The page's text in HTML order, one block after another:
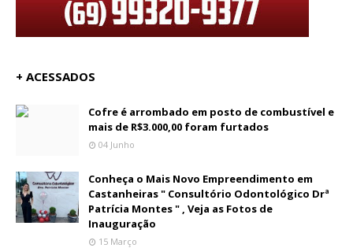
+ ACESSADOS
Cofre é arrombado em posto de combustível e
mais de R$3.000,00 foram furtados
04 Junho
Conheça o Mais Novo Empreendimento em
Castanheiras " Consultório Odontológico Drª
Patrícia Montes " , Veja as Fotos de
Inauguração
15 Março